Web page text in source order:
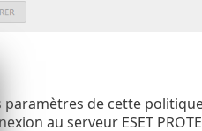
paramètres de cette
au serveur ESET